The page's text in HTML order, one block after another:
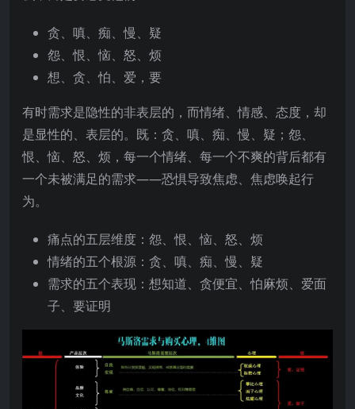
贪、嗔、痴、慢、疑
怨、恨、恼、怒、烦
想、贪、怕、爱，要
有时需求是隐性的非表层的，而情绪、情感、态度，却
是显性的、表层的。既：贪、嗔、痴、慢、疑；怨、
恨、恼、怒、烦，每一个情绪、每一个不爽的背后都有
一个未被满足的需求——恐惧导致焦虑、焦虑唤起行
为。
痛点的五层维度：怨、恨、恼、怒、烦
情绪的五个根源：贪、嗔、痴、慢、疑
需求的五个表现：想知道、贪便宜、怕麻烦、爱面
子、要证明